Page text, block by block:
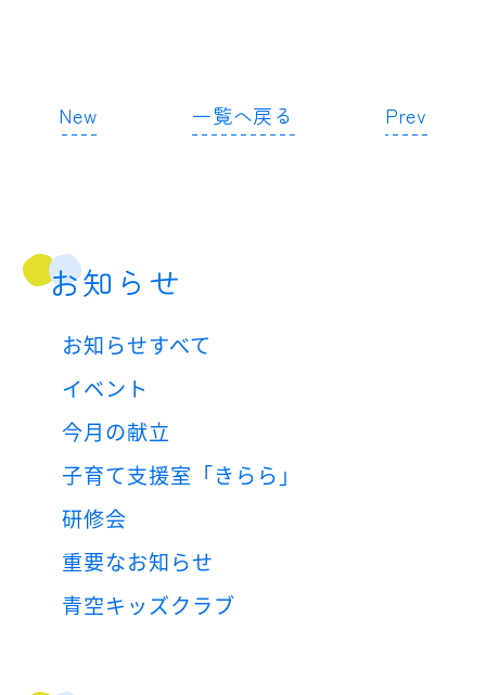
New 一覧へ戻る Prev
お知らせ
お知らせすべて
イベント
今月の献立
子育て支援室「きらら」
研修会
重要なお知らせ
青空キッズクラブ